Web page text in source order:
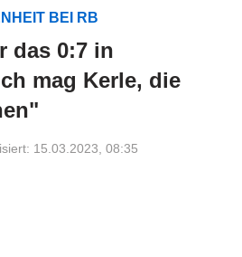
BEI RB
das 0:7 in
mag Kerle, die
15.03.2023, 08:35